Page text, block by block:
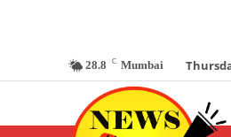
28.8 C Mumbai